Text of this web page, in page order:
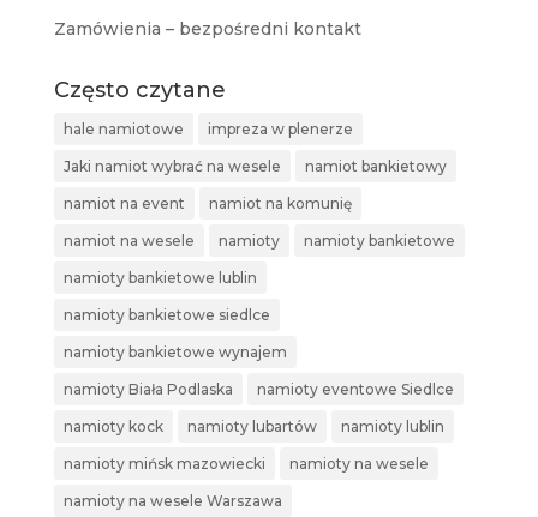
Zamówienia – bezpośredni kontakt
Często czytane
hale namiotowe impreza w plenerze
Jaki namiot wybrać na wesele namiot bankietowy
namiot na event namiot na komunię
namiot na wesele namioty namioty bankietowe
namioty bankietowe lublin
namioty bankietowe siedlce
namioty bankietowe wynajem
namioty Biała Podlaska namioty eventowe Siedlce
namioty kock namioty lubartów namioty lublin
namioty mińsk mazowiecki namioty na wesele
namioty na wesele Warszawa